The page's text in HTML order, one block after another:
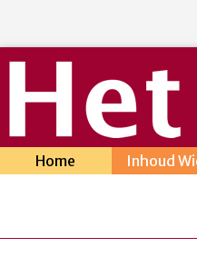
Home Inhoud